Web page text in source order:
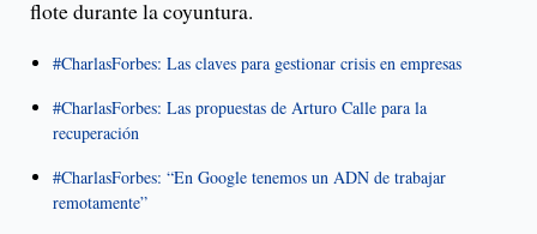
flote durante la coyuntura.
#CharlasForbes: Las claves para gestionar crisis en empresas
#CharlasForbes: Las propuestas de Arturo Calle para la
recuperación
#CharlasForbes: “En Google tenemos un ADN de trabajar
remotamente”